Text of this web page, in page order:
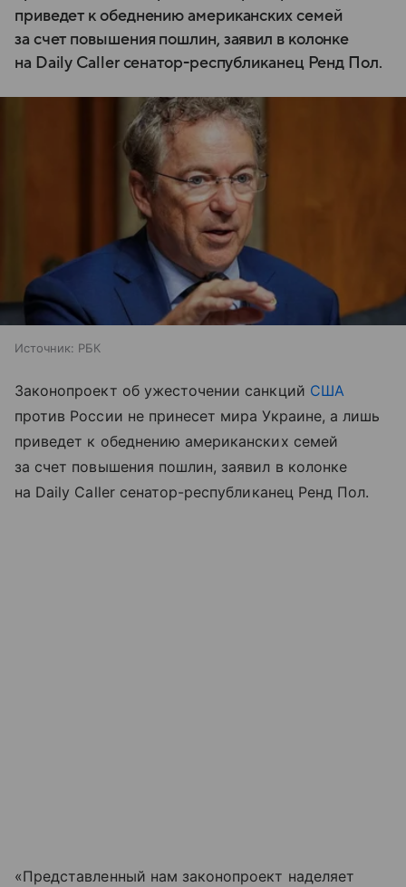
приведет к обеднению американских семей
за счет повышения пошлин, заявил в колонке
на Daily Caller сенатор-республиканец Ренд Пол.
Источник: РБК
Законопроект об ужесточении санкций США
против России не принесет мира Украине, а лишь
приведет к обеднению американских семей
за счет повышения пошлин, заявил в колонке
на Daily Caller сенатор-республиканец Ренд Пол.
«Представленный нам законопроект наделяет